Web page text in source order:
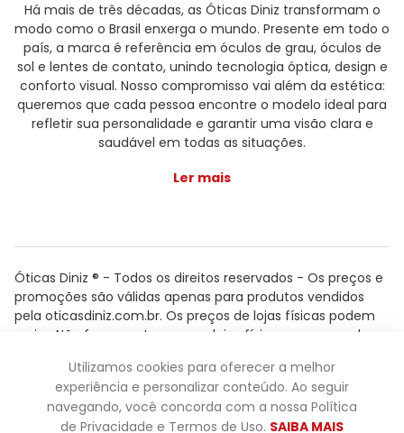
Há mais de três décadas, as Óticas Diniz transformam o
modo como o Brasil enxerga o mundo. Presente em todo o
país, a marca é referência em óculos de grau, óculos de
sol e lentes de contato, unindo tecnologia óptica, design e
conforto visual. Nosso compromisso vai além da estética:
queremos que cada pessoa encontre o modelo ideal para
refletir sua personalidade e garantir uma visão clara e
saudável em todas as situações.
Ler mais
Óticas Diniz ® - Todos os direitos reservados - Os preços e
promoções são válidas apenas para produtos vendidos
pela oticasdiniz.com.br. Os preços de lojas físicas podem
variar. Não fazemos trocas em lojas físicas, apenas pelo
Powered by
Utilizamos cookies para oferecer a melhor
experiência e personalizar conteúdo. Ao seguir
navegando, você concorda com a nossa Política
de Privacidade e Termos de Uso. SAIBA MAIS